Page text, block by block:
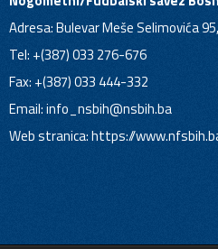
Adresa: Bulevar Meše Selimovića
Tel: +(387) 033 276-676
Fax: +(387) 033 444-332
Email:info_nsbih@nsbih.ba
Web stranica: https://